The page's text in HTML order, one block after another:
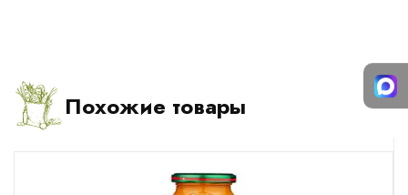
Похожие товары